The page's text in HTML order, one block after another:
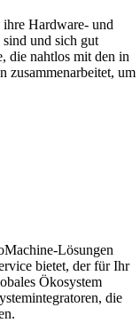
ihre Hardware- und
und sich gut
die nahtlos mit den in
zusammenarbeitet, um
Lösungen
bietet, der für Ihr
Ökosystem
die